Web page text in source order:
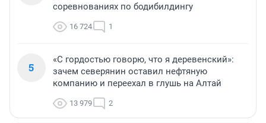
соревнованиях по бодибилдингу
16 724 1
5
«С гордостью говорю, что я деревенский»:
зачем северянин оставил нефтяную
компанию и переехал в глушь на Алтай
13 979 2